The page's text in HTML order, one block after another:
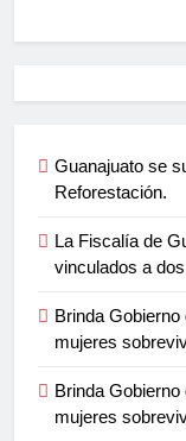
Guanajuato se
Reforestación.
La Fiscalía de
vinculados a
Brinda
mujeres
Brinda
mujeres